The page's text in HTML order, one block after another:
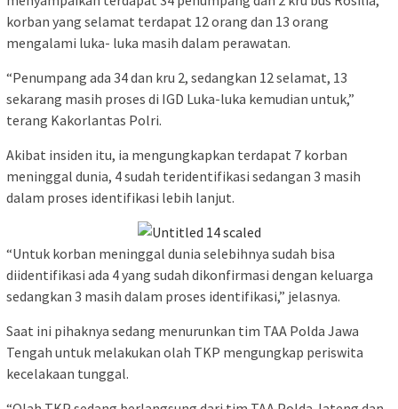
korban yang selamat terdapat 12 orang dan 13 orang
mengalami luka- luka masih dalam perawatan.
“Penumpang ada 34 dan kru 2, sedangkan 12 selamat, 13
sekarang masih proses di IGD Luka-luka kemudian untuk,”
terang Kakorlantas Polri.
Akibat insiden itu, ia mengungkapkan terdapat 7 korban
meninggal dunia, 4 sudah teridentifikasi sedangan 3 masih
dalam proses identifikasi lebih lanjut.
“Untuk korban meninggal dunia selebihnya sudah bisa
diidentifikasi ada 4 yang sudah dikonfirmasi dengan keluarga
sedangkan 3 masih dalam proses identifikasi,” jelasnya.
Saat ini pihaknya sedang menurunkan tim TAA Polda Jawa
Tengah untuk melakukan olah TKP mengungkap periswita
kecelakaan tunggal.